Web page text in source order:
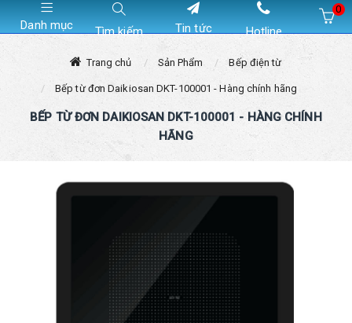
Danh mục Tìm kiếm Tin tức Hotline
0
Trang chủ Sản Phẩm Bếp điện từ
Bếp từ đơn Daikiosan DKT-100001 - Hàng chính hãng
BẾP TỪ ĐƠN DAIKIOSAN DKT-100001 - HÀNG CHÍNH
HÃNG